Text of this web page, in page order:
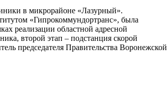
«Гипрокоммундортранс», была
реализации областной адресной
второй этап – подстанция скорой
председателя Правительства Воронежской